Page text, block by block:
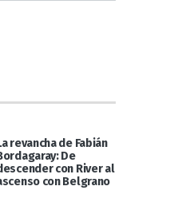
revancha de Fabián
De
con River al
con Belgrano